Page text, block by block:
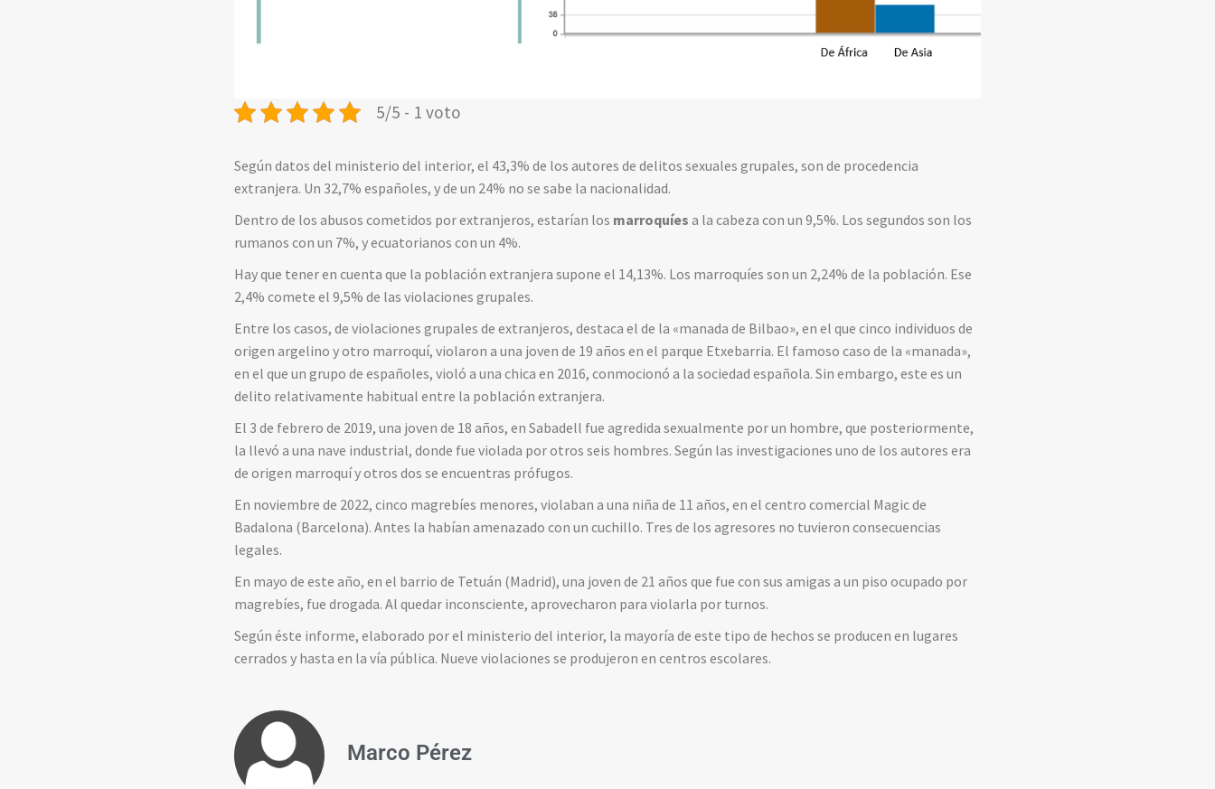
5/5 - 1 voto
Según datos del ministerio del interior, el 43,3% de los autores de delitos sexuales grupales, son de procedencia
extranjera. Un 32,7% españoles, y de un 24% no se sabe la nacionalidad.
Dentro de los abusos cometidos por extranjeros, estarían los marroquíes a la cabeza con un 9,5%. Los segundos son los
rumanos con un 7%, y ecuatorianos con un 4%.
Hay que tener en cuenta que la población extranjera supone el 14,13%. Los marroquíes son un 2,24% de la población. Ese
2,4% comete el 9,5% de las violaciones grupales.
Entre los casos, de violaciones grupales de extranjeros, destaca el de la «manada de Bilbao», en el que cinco individuos de
origen argelino y otro marroquí, violaron a una joven de 19 años en el parque Etxebarria. El famoso caso de la «manada»,
en el que un grupo de españoles, violó a una chica en 2016, conmocionó a la sociedad española. Sin embargo, este es un
delito relativamente habitual entre la población extranjera.
El 3 de febrero de 2019, una joven de 18 años, en Sabadell fue agredida sexualmente por un hombre, que posteriormente,
la llevó a una nave industrial, donde fue violada por otros seis hombres. Según las investigaciones uno de los autores era
de origen marroquí y otros dos se encuentras prófugos.
En noviembre de 2022, cinco magrebíes menores, violaban a una niña de 11 años, en el centro comercial Magic de
Badalona (Barcelona). Antes la habían amenazado con un cuchillo. Tres de los agresores no tuvieron consecuencias
legales.
En mayo de este año, en el barrio de Tetuán (Madrid), una joven de 21 años que fue con sus amigas a un piso ocupado por
magrebíes, fue drogada. Al quedar inconsciente, aprovecharon para violarla por turnos.
Según éste informe, elaborado por el ministerio del interior, la mayoría de este tipo de hechos se producen en lugares
cerrados y hasta en la vía pública. Nueve violaciones se produjeron en centros escolares.
Marco Pérez